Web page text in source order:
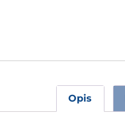
Opis